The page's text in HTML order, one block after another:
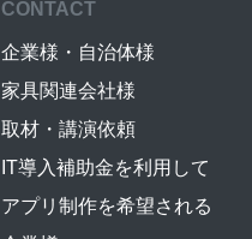
CONTACT
企業様・自治体様
家具関連会社様
取材・講演依頼
IT導入補助金を利用して
アプリ制作を希望される